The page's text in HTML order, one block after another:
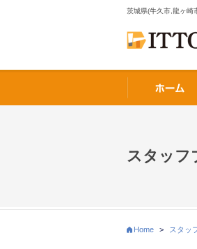
茨城県(牛久市,龍ヶ崎
スタッフ
Home > スタッ